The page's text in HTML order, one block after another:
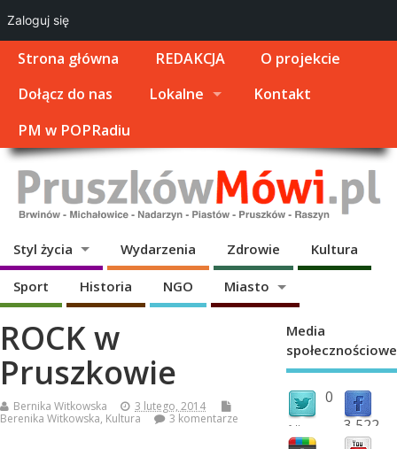
Strona główna REDAKCJA
O projekcie
Dołącz do nas
Lokalne
Kontakt
PM w POPRadiu
Styl życia Wydarzenia Zdrowie Kultura
Sport Historia NGO Miasto
ROCK w
Pruszkowie
Bernika Witkowska
3 lutego, 2014
Berenika Witkowska, Kultura 3 komentarze
Media
społecznościowe
0
followers 3,522
fans
Zaloguj się